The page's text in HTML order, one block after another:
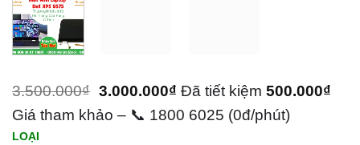
3.500.000₫ 3.000.000₫ Đã tiết kiệm 500.000₫
Giá tham khảo – 📞 1800 6025 (0đ/phút)
LOẠI